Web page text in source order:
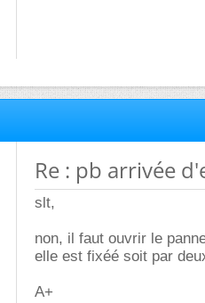
Re : pb arrivée
slt,
non, il faut ouvrir le
elle est fixéé soit par
A+